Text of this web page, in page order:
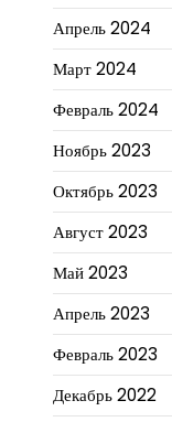
Апрель 2024
Март 2024
Февраль 2024
Ноябрь 2023
Октябрь 2023
Август 2023
Май 2023
Апрель 2023
Февраль 2023
Декабрь 2022